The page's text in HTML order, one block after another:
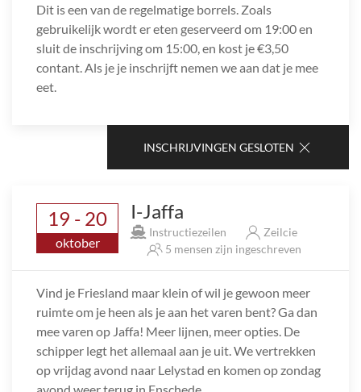
Dit is een van de regelmatige borrels. Zoals
gebruikelijk wordt er eten geserveerd om 19:00 en
sluit de inschrijving om 15:00, en kost je €3,50
contant. Als je je inschrijft nemen we aan dat je mee
eet.
INSCHRIJVINGEN GESLOTEN
19 - 20
oktober
I-Jaffa
Instructiezeilen
Zeilcie
5 mensen zijn ingeschreven
Vind je Friesland maar klein of wil je gewoon meer
ruimte om je heen als je aan het varen bent? Ga dan
mee varen op Jaffa! Meer lijnen, meer opties. De
schipper legt het allemaal aan je uit. We vertrekken
op vrijdag avond naar Lelystad en komen op zondag